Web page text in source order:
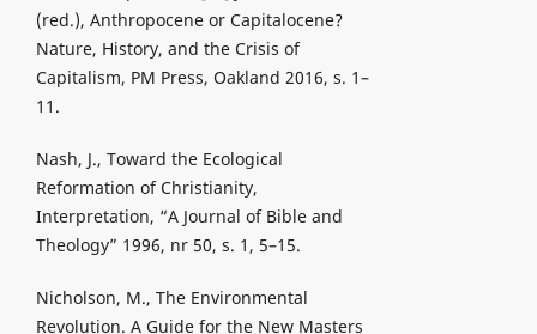
(red.), Anthropocene or Capitalocene?
Nature, History, and the Crisis of
Capitalism, PM Press, Oakland 2016, s. 1–
11.
Nash, J., Toward the Ecological
Reformation of Christianity,
Interpretation, “A Journal of Bible and
Theology” 1996, nr 50, s. 1, 5–15.
Nicholson, M., The Environmental
Revolution. A Guide for the New Masters